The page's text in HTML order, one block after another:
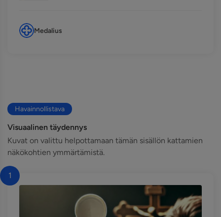
Medalius
Havainnollistava
Visuaalinen täydennys
Kuvat on valittu helpottamaan tämän sisällön kattamien
näkökohtien ymmärtämistä.
1